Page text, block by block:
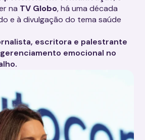
escritora e palestrante
emocional no
na TV Globo, há uma década
e à divulgação do tema saúde